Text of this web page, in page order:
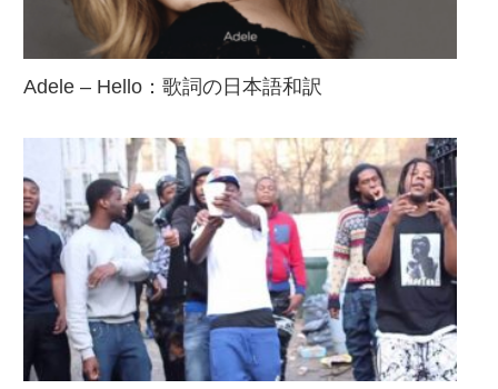
Adele – Hello：歌詞の日本語和訳